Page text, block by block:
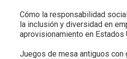
Cómo la responsabilidad
la inclusión y diversidad en
aprovisionamiento en Estados
Juegos de mesa antiguos con